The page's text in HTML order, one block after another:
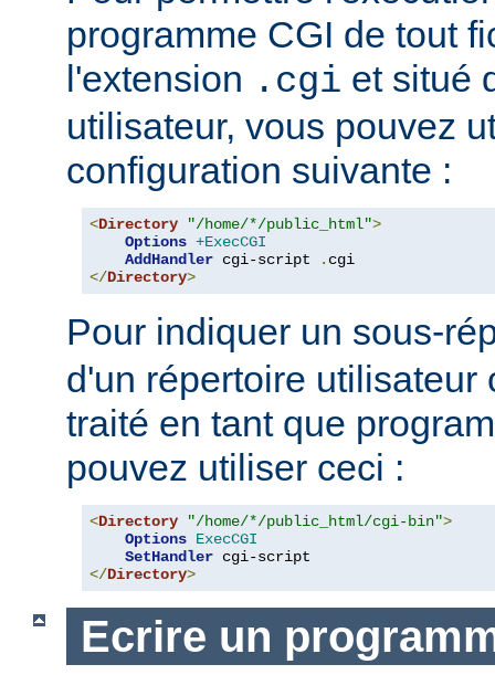
programme CGI de tout
l'extension .cgi et situé
utilisateur, vous pouvez
configuration suivante :
<Directory "/home/*/public_html">
Options +ExecCGI
AddHandler cgi-script .
</Directory>
Pour indiquer un sous-
d'un répertoire utilisateur
traité en tant que
pouvez utiliser ceci :
<Directory "/home/*/public_html/cgi-bin">
Options ExecCGI
SetHandler
</Directory>
Ecrire un